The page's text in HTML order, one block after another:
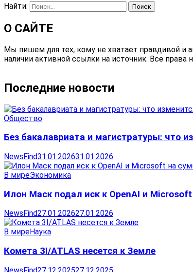
Найти:
О САЙТЕ
Мы пишем для тех, кому не хватает правдивой и
наличии активной ссылки на источник. Все
Последние новости
Общество
Без бакалавриата и магистратуры: что
NewsFind31.01.202631.01.2026
В миреЭкономика
Илон Маск подал иск к OpenAI и
NewsFind27.01.202627.01.2026
В миреНаука
Комета 3I/ATLAS несется к Земле